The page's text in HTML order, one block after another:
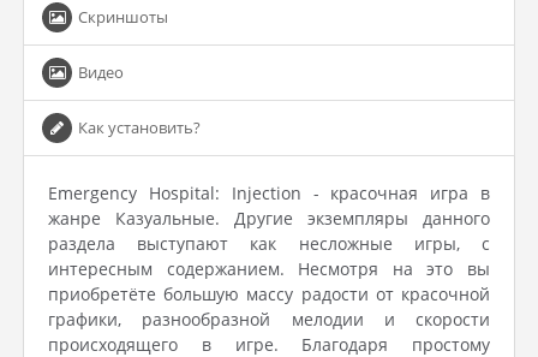
Скриншоты
Видео
Как установить?
Emergency Hospital: Injection - красочная игра в
жанре Казуальные. Другие экземпляры данного
раздела выступают как несложные игры, с
интересным содержанием. Несмотря на это вы
приобретёте большую массу радости от красочной
графики, разнообразной мелодии и скорости
происходящего в игре. Благодаря простому